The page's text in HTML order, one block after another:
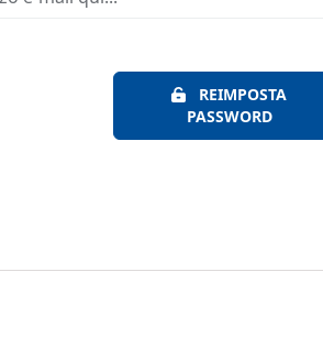
PASSWORD